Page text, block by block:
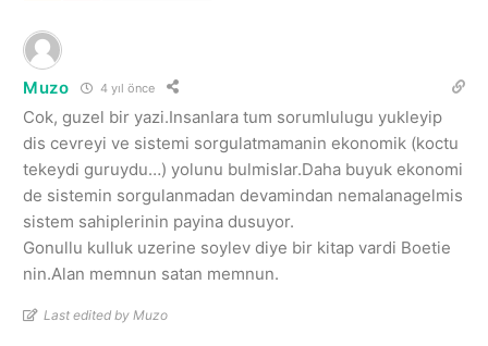
Muzo 4 yıl önce
Cok, guzel bir yazi.Insanlara tum sorumlulugu yukleyip
dis cevreyi ve sistemi sorgulatmamanin ekonomik (koctu
tekeydi guruydu…) yolunu bulmislar.Daha buyuk ekonomi
de sistemin sorgulanmadan devamindan nemalanagelmis
sistem sahiplerinin payina dusuyor.
Gonullu kulluk uzerine soylev diye bir kitap vardi Boetie
nin.Alan memnun satan memnun.
Last edited by Muzo